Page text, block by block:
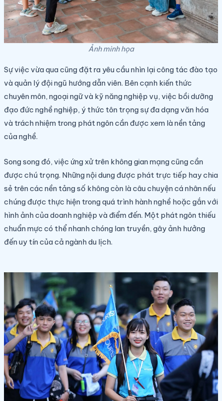
Ảnh minh họa
Sự việc vừa qua cũng đặt ra yêu cầu nhìn lại công tác đào tạo
và quản lý đội ngũ hướng dẫn viên. Bên cạnh kiến thức
chuyên môn, ngoại ngữ và kỹ năng nghiệp vụ, việc bồi dưỡng
đạo đức nghề nghiệp, ý thức tôn trọng sự đa dạng văn hóa
và trách nhiệm trong phát ngôn cần được xem là nền tảng
của nghề.
Song song đó, việc ứng xử trên không gian mạng cũng cần
được chú trọng. Những nội dung được phát trực tiếp hay chia
sẻ trên các nền tảng số không còn là câu chuyện cá nhân nếu
chúng được thực hiện trong quá trình hành nghề hoặc gắn với
hình ảnh của doanh nghiệp và điểm đến. Một phát ngôn thiếu
chuẩn mực có thể nhanh chóng lan truyền, gây ảnh hưởng
đến uy tín của cả ngành du lịch.